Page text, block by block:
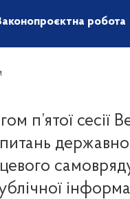
робота
п’ятої сесії